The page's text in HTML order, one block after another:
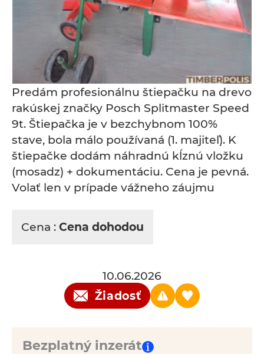
Predám profesionálnu štiepačku na drevo
rakúskej značky Posch Splitmaster Speed
9t. Štiepačka je v bezchybnom 100%
stave, bola málo používaná (1. majiteľ). K
štiepačke dodám náhradnú kĺznú vložku
(mosadz) + dokumentáciu. Cena je pevná.
Volať len v prípade vážneho záujmu
Cena : Cena dohodou
10.06.2026
Žiadosť
Bezplatný inzerát